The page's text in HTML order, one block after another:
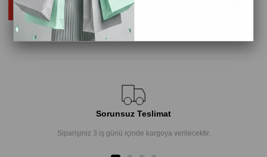
Sorunsuz Teslimat
Siparişiniz 3 iş günü içinde kargoya verilecektir.